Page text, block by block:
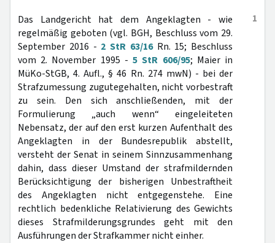
1
Das Landgericht hat dem Angeklagten - wie
regelmäßig geboten (vgl. BGH, Beschluss vom 29.
September 2016 - 2 StR 63/16Rn. 15; Beschluss
vom 2. November 1995 -5 StR 606/95; Maier in
MüKo-StGB, 4. Aufl., § 46 Rn. 274 mwN) - bei der
Strafzumessung zugutegehalten, nicht vorbestraft
zu sein. Den sich anschließenden, mit der
Formulierung „auch wenn“ eingeleiteten
Nebensatz, der auf den erst kurzen Aufenthalt des
Angeklagten in der Bundesrepublik abstellt,
versteht der Senat in seinem Sinnzusammenhang
dahin, dass dieser Umstand der strafmildernden
Berücksichtigung der bisherigen Unbestraftheit
des Angeklagten nicht entgegenstehe. Eine
rechtlich bedenkliche Relativierung des Gewichts
dieses Strafmilderungsgrundes geht mit den
Ausführungen der Strafkammer nicht einher.